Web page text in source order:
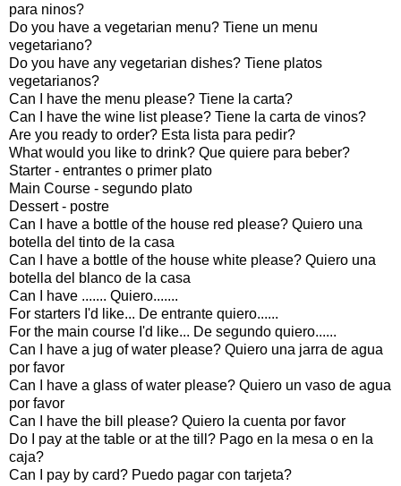
para ninos?
Do you have a vegetarian menu? Tiene un menu
vegetariano?
Do you have any vegetarian dishes? Tiene platos
vegetarianos?
Can I have the menu please? Tiene la carta?
Can I have the wine list please? Tiene la carta de vinos?
Are you ready to order? Esta lista para pedir?
What would you like to drink? Que quiere para beber?
Starter - entrantes o primer plato
Main Course - segundo plato
Dessert - postre
Can I have a bottle of the house red please? Quiero una
botella del tinto de la casa
Can I have a bottle of the house white please? Quiero una
botella del blanco de la casa
Can I have ....... Quiero.......
For starters I'd like... De entrante quiero......
For the main course I'd like... De segundo quiero......
Can I have a jug of water please? Quiero una jarra de agua
por favor
Can I have a glass of water please? Quiero un vaso de agua
por favor
Can I have the bill please? Quiero la cuenta por favor
Do I pay at the table or at the till? Pago en la mesa o en la
caja?
Can I pay by card? Puedo pagar con tarjeta?